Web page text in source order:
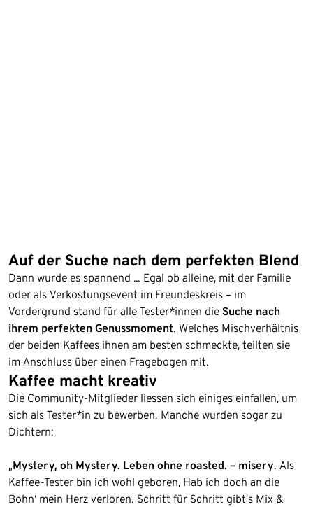
Auf der Suche nach dem perfekten Blend
Dann wurde es spannend … Egal ob alleine, mit der Familie
oder als Verkostungsevent im Freundeskreis – im
Vordergrund stand für alle Tester*innen die Suche nach
ihrem perfekten Genussmoment. Welches Mischverhältnis
der beiden Kaffees ihnen am besten schmeckte, teilten sie
im Anschluss über einen Fragebogen mit.
Kaffee macht kreativ
Die Community-Mitglieder liessen sich einiges einfallen, um
sich als Tester*in zu bewerben. Manche wurden sogar zu
Dichtern:
„Mystery, oh Mystery. Leben ohne roasted. – misery. Als
Kaffee-Tester bin ich wohl geboren, Hab ich doch an die
Bohn‘ mein Herz verloren. Schritt für Schritt gibt’s Mix &